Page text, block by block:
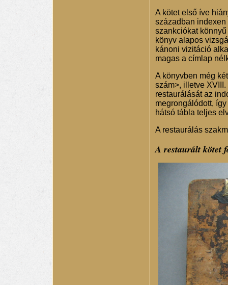
A kötet első íve
században
szankciókat
könyv alapos
kánoni vizitáció
magas a címlap
A könyvben még
szám>, illetve
restaurálását az
megrongálódott,
hátsó tábla teljes
A restaurálás
A restaurált kötet